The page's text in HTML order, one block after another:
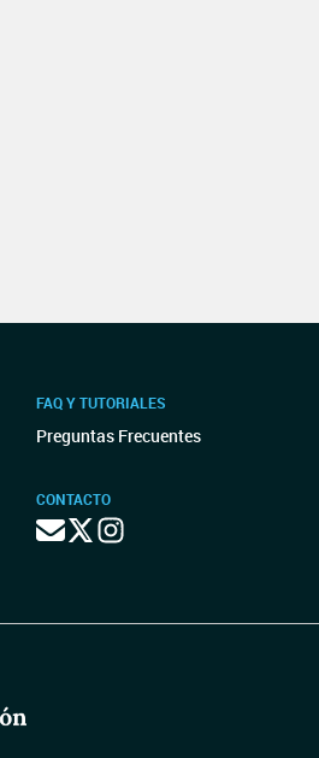
FAQ Y TUTORIALES
Preguntas Frecuentes
CONTACTO